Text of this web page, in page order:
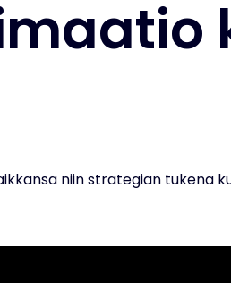
niin strategian tukena